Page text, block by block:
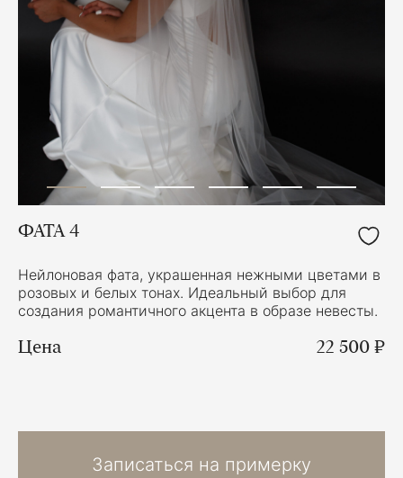
ФАТА 4
Нейлоновая фата, украшенная нежными цветами в
розовых и белых тонах. Идеальный выбор для
создания романтичного акцента в образе невесты.
Цена 22 500 ₽
Записаться на примерку